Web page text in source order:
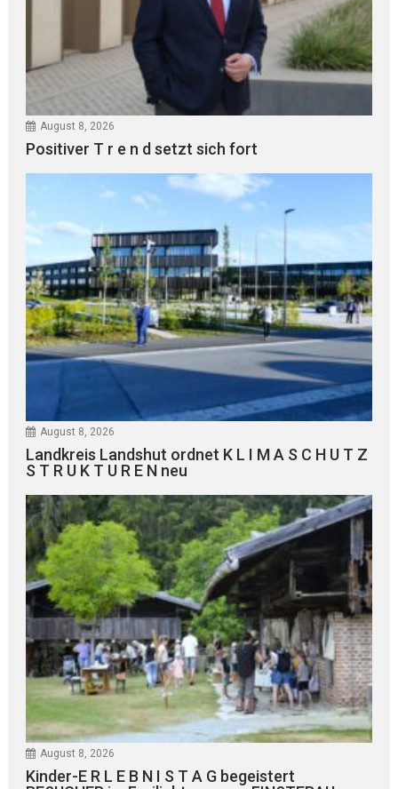
August 8, 2026
Positiver T r e n d setzt sich fort
August 8, 2026
Landkreis Landshut ordnet K L I M A S C H U T Z
S T R U K T U R E N neu
August 8, 2026
Kinder-E R L E B N I S T A G begeistert